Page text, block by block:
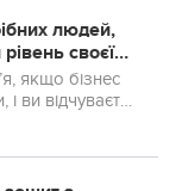
людей,
своєї
якщо бізнес
ви відчуваєте
кількість